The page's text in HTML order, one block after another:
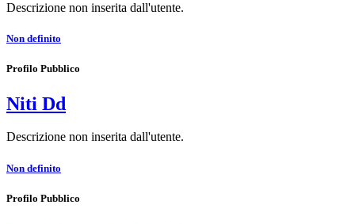
Descrizione non inserita dall'utente.
Non definito
Profilo Pubblico
Niti Dd
Descrizione non inserita dall'utente.
Non definito
Profilo Pubblico